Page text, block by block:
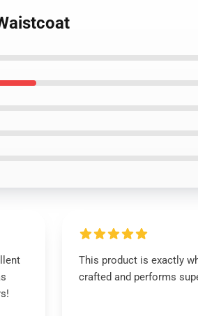
This product is exactly
crafted and performs